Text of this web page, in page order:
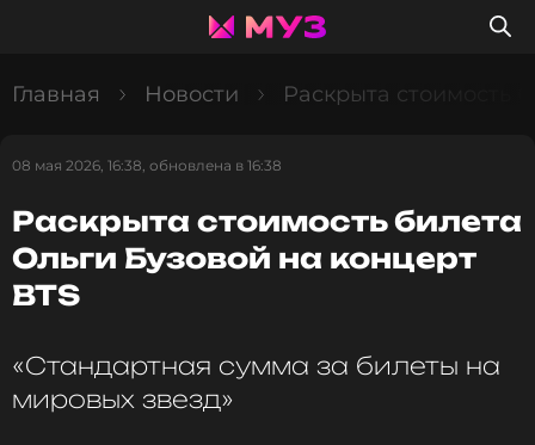
Главная Новости Раскрыта стоимость
08 мая 2026, 16:38, обновлена в 16:38
Раскрыта стоимость билета
Ольги Бузовой на концерт
BTS
«Стандартная сумма за билеты на
мировых звезд»